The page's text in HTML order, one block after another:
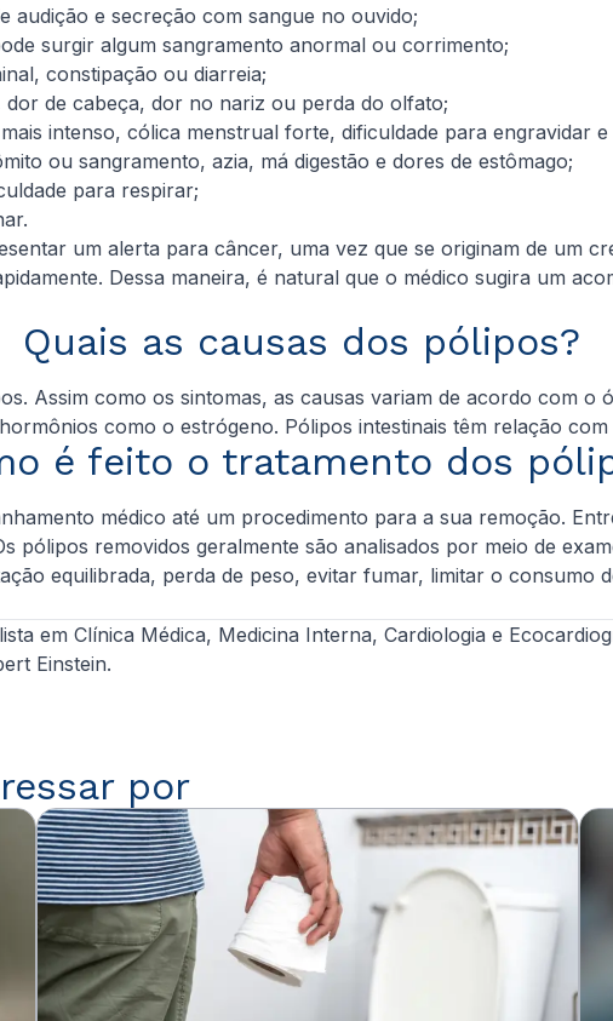
audição e secreção com sangue no ouvido;
surgir algum sangramento anormal ou corrimento;
constipação ou diarreia;
de cabeça, dor no nariz ou perda do olfato;
intenso, cólica menstrual forte, dificuldade para engravidar
ou sangramento, azia, má digestão e dores de estômago;
para respirar;
um alerta para câncer, uma vez que se originam de um
Dessa maneira, é natural que o médico sugira um
Quais as causas dos pólipos?
Assim como os sintomas, as causas variam de acordo com
como o estrógeno. Pólipos intestinais têm relação
é feito o tratamento dos
médico até um procedimento para a sua remoção.
pólipos removidos geralmente são analisados por meio de
equilibrada, perda de peso, evitar fumar, limitar o consumo
em Clínica Médica, Medicina Interna, Cardiologia e
Einstein.
por